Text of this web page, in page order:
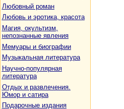
Любовный роман
Любовь и эротика, красота
Магия, окультизм,
непознанные явления
Мемуары и биографии
Музыкальная литература
Научно-популярная
литература
Отдых и развлечения.
Юмор и сатира
Подарочные издания